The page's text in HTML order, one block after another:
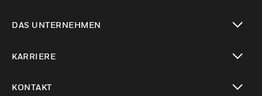
DAS UNTERNEHMEN
KARRIERE
KONTAKT